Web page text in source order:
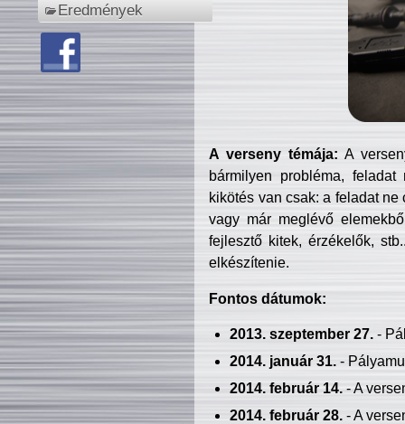
Eredmények
A verseny témája: A
bármilyen probléma, feladat
kikötés van csak: a feladat
vagy már meglévő
fejlesztő kitek, érzékelők,
elkészítenie.
Fontos dátumok:
2013. szeptember 27.-
2014. január 31.-
2014. február 14.- A
2014. február 28.- A